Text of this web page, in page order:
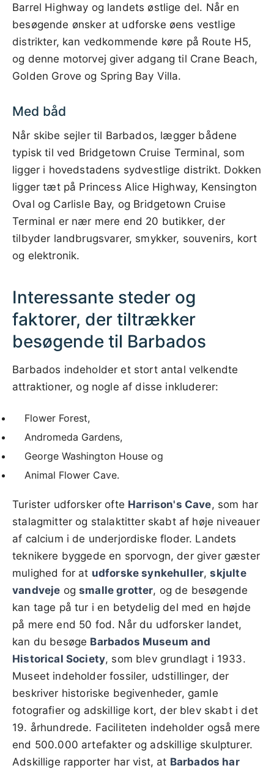
Barrel Highway og landets østlige del. Når en
besøgende ønsker at udforske øens vestlige
distrikter, kan vedkommende køre på Route H5,
og denne motorvej giver adgang til Crane Beach,
Golden Grove og Spring Bay Villa.
Med båd
Når skibe sejler til Barbados, lægger bådene
typisk til ved Bridgetown Cruise Terminal, som
ligger i hovedstadens sydvestlige distrikt. Dokken
ligger tæt på Princess Alice Highway, Kensington
Oval og Carlisle Bay, og Bridgetown Cruise
Terminal er nær mere end 20 butikker, der
tilbyder landbrugsvarer, smykker, souvenirs, kort
og elektronik.
Interessante steder og
faktorer, der tiltrækker
besøgende til Barbados
Barbados indeholder et stort antal velkendte
attraktioner, og nogle af disse inkluderer:
Flower Forest,
Andromeda Gardens,
George Washington House og
Animal Flower Cave.
Turister udforsker ofte Harrison's Cave, som har
stalagmitter og stalaktitter skabt af høje niveauer
af calcium i de underjordiske floder. Landets
teknikere byggede en sporvogn, der giver gæster
mulighed for at udforske synkehuller,skjulte
vandveje ogsmalle grotter, og de besøgende
kan tage på tur i en betydelig del med en højde
på mere end 50 fod. Når du udforsker landet,
kan du besøge Barbados Museum and
Historical Society, som blev grundlagt i 1933.
Museet indeholder fossiler, udstillinger, der
beskriver historiske begivenheder, gamle
fotografier og adskillige kort, der blev skabt i det
19. århundrede. Faciliteten indeholder også mere
end 500.000 artefakter og adskillige skulpturer.
Adskillige rapporter har vist, at Barbados har